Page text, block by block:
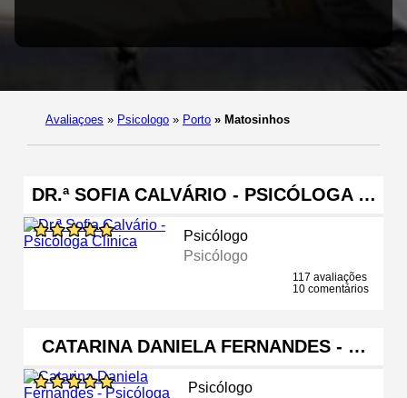
Avaliaçoes » Psicologo » Porto » Matosinhos
DR.ª SOFIA CALVÁRIO - PSICÓLOGA …
Psicólogo
Psicólogo
117 avaliações
10 comentários
CATARINA DANIELA FERNANDES - …
Psicólogo